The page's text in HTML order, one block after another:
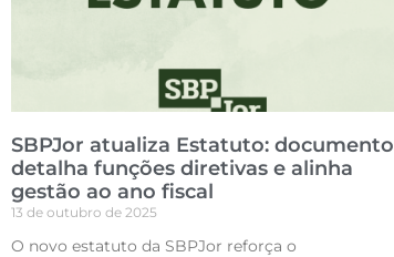
SBPJor atualiza Estatuto: documento
detalha funções diretivas e alinha
gestão ao ano fiscal
13 de outubro de 2025
O novo estatuto da SBPJor reforça o